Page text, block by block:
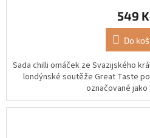
549
Do
Sada chilli omáček ze Svazijského
londýnské soutěže Great Taste
označované jako